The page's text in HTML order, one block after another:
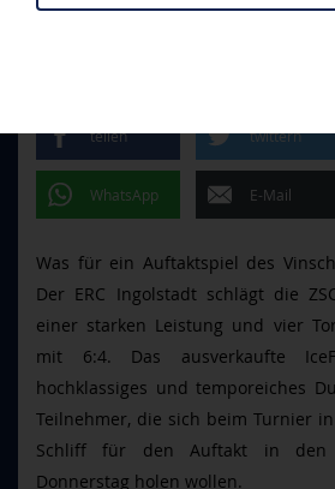
Edwin Tropmann (re.) bejubelte
// FREITAG,
teilen twittern
WhatsApp E-Mail
Was für ein Auftaktspiel des
Der ERC Ingolstadt schlägt die
einer starken Leistung und vier
mit 6:4. Das ausverkaufte
hochklassiges und temporeiches
Teilnehmer, die sich beim Turnier
Schliff für den Auftakt in den
Donnerstag holen wollen.